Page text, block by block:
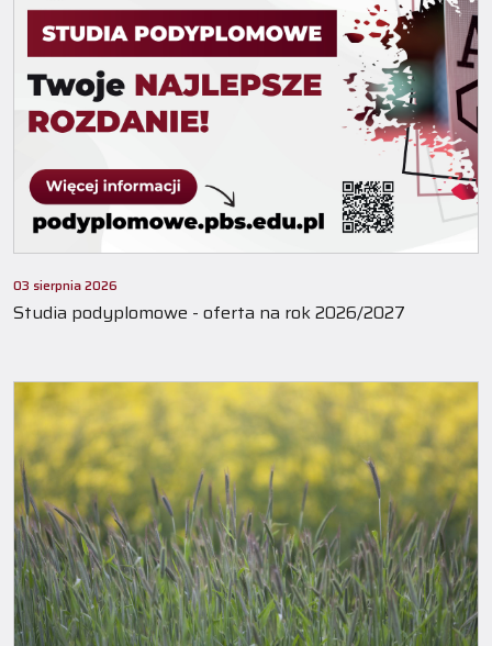
03 sierpnia 2026
Studia podyplomowe - oferta na rok 2026/2027